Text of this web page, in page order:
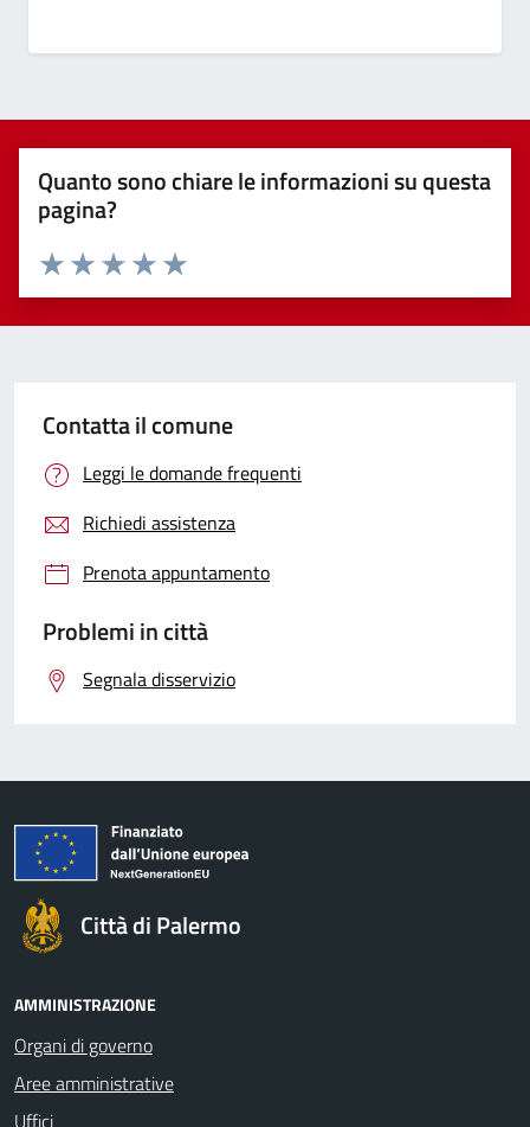
Quanto sono chiare le informazioni su questa
pagina?
Valuta 5 stelle su 5
Valuta 4 stelle su 5
Valuta 3 stelle su 5
Valuta 2 stelle su 5
Valuta 1 stelle su 5
Contatta il comune
Leggi le domande frequenti
Richiedi assistenza
Prenota appuntamento
Problemi in città
Segnala disservizio
Città di Palermo
AMMINISTRAZIONE
Organi di governo
Aree amministrative